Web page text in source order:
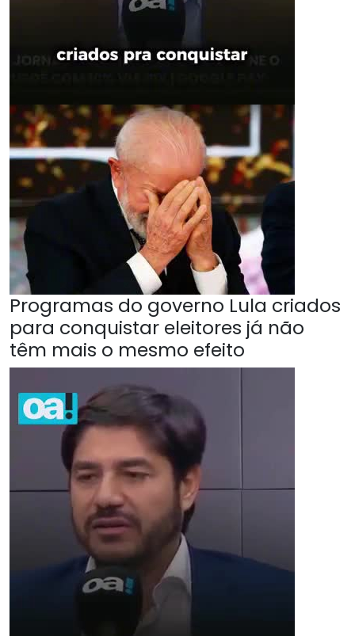
Programas do governo Lula criados
para conquistar eleitores já não
têm mais o mesmo efeito